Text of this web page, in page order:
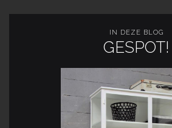
IN DEZE BLOG
GESPOT!